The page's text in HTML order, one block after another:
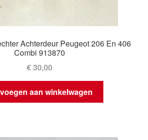
Achterdeur Peugeot 206 En 406
Combi 913870
€30,00
aan winkelwagen